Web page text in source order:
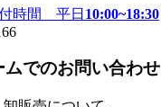
時間 平日 10:00~18:30
ムでのお問い合わせ